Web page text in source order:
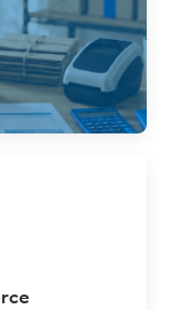
pour les
du